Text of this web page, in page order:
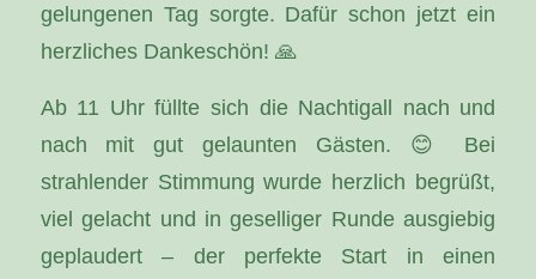
gelungenen Tag sorgte. Dafür schon jetzt ein
herzliches Dankeschön! 🙏
Ab 11 Uhr füllte sich die Nachtigall nach und
nach mit gut gelaunten Gästen. 😊 Bei
strahlender Stimmung wurde herzlich begrüßt,
viel gelacht und in geselliger Runde ausgiebig
geplaudert – der perfekte Start in einen